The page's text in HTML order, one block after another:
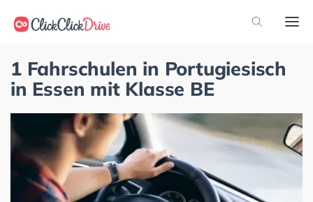
1 Fahrschulen in Portugiesisch
in Essen mit Klasse BE